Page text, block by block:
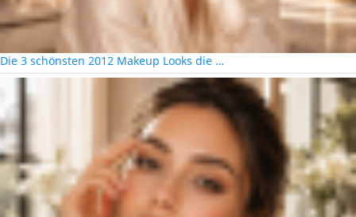
Die 3 schönsten 2012 Makeup Looks die …